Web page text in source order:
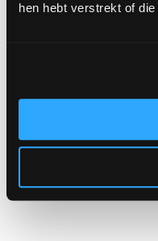
hen hebt verstrekt of